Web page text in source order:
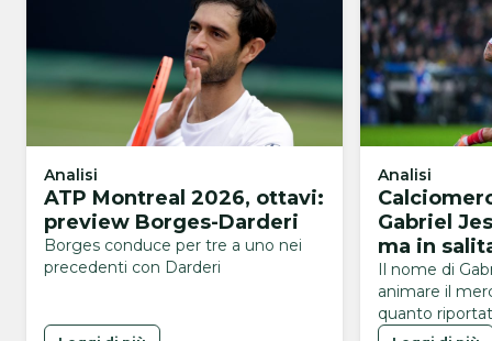
Analisi
ATP Montreal 2026, ottavi:
preview Borges-Darderi
Borges conduce per tre a uno nei
precedenti con Darderi
Analisi
Gabriel
ma in
ostacoli
Il nome di
animare il
quanto
brasiliano GE,